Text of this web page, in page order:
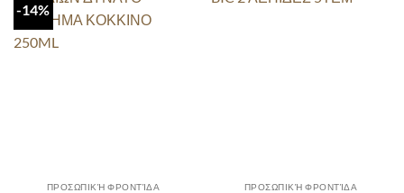
-14%
ΠΡΟΣΩΠΙΚΉ ΦΡΟΝΤΊΔΑ ΠΡΟΣΩΠΙΚΉ ΦΡΟΝΤΊΔΑ